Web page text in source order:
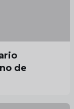
de